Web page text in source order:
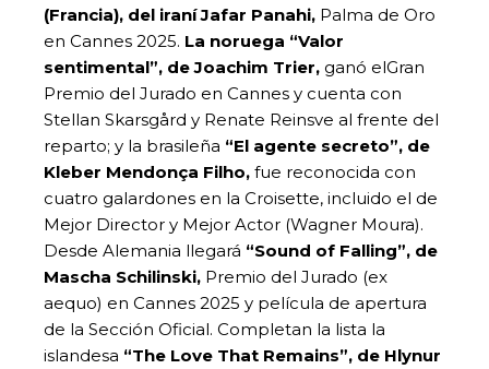
(Francia), del iraní Jafar Panahi, Palma de Oro
en Cannes 2025. La noruega “Valor
sentimental”, de Joachim Trier, ganó elGran
Premio del Jurado en Cannes y cuenta con
Stellan Skarsgård y Renate Reinsve al frente del
reparto; y la brasileña “El agente secreto”, de
Kleber Mendonça Filho, fue reconocida con
cuatro galardones en la Croisette, incluido el de
Mejor Director y Mejor Actor (Wagner Moura).
Desde Alemania llegará “Sound of Falling”, de
Mascha Schilinski, Premio del Jurado (ex
aequo) en Cannes 2025 y película de apertura
de la Sección Oficial. Completan la lista la
islandesa “The Love That Remains”, de Hlynur